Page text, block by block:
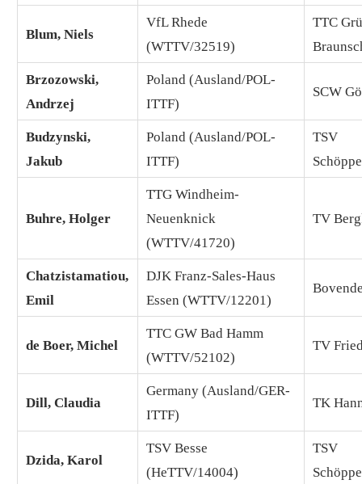
Blum, Niels
VfL Rhede
(WTTV/32519)
TTC
Brzozowski,
Andrzej
Poland (Ausland/POL-
ITTF)
SCW
Budzynski,
Jakub
Poland (Ausland/POL-
ITTF)
TSV
Buhre, Holger
TTG Windheim-
Neuenknick
(WTTV/41720)
TV
Chatzistamatiou,
Emil
DJK Franz-Sales-Haus
Essen (WTTV/12201)
de Boer, Michel
TTC GW Bad Hamm
(WTTV/52102)
TV
Dill, Claudia
Germany (Ausland/GER-
ITTF)
TK
Dzida, Karol
TSV Besse
(HeTTV/14004)
TSV